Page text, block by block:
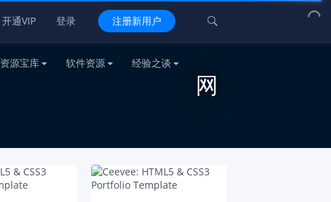
开通VIP 登录 注册新用户 
资源宝库 软件资源 经验之谈
网